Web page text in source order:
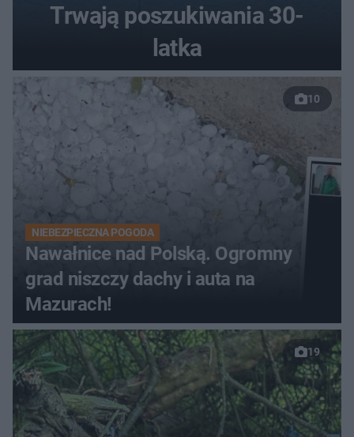
Trwają poszukiwania 30-
latka
10
NIEBEZPIECZNA POGODA
Nawałnice nad Polską. Ogromny
grad niszczy dachy i auta na
Mazurach!
19